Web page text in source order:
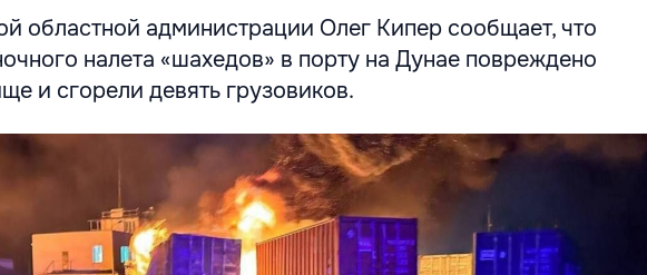
областной администрации Олег Кипер сообщает, что
налета «шахедов» в порту на Дунае повреждено
и сгорели девять грузовиков.